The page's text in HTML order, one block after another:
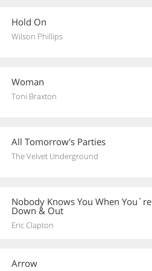
Hold On
Wilson Phillips
Woman
Toni Braxton
All Tomorrow's Parties
The Velvet Underground
Nobody Knows You When You´re
Down & Out
Eric Clapton
Arrow